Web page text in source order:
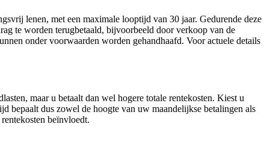
lenen, met een maximale looptijd van 30 jaar. Gedurende deze
te worden terugbetaald, bijvoorbeeld door verkoop van de
onder voorwaarden worden gehandhaafd. Voor actuele details
maar u betaalt dan wel hogere totale rentekosten. Kiest u
bepaalt dus zowel de hoogte van uw maandelijkse betalingen als
beïnvloedt.